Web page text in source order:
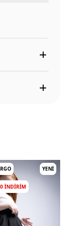
YENI
INDIRIM